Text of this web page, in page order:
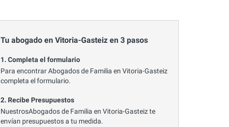
Tu abogado en Vitoria-Gasteiz en 3 pasos
1. Completa el formulario
Para encontrar Abogados de Familia en Vitoria-Gasteiz
completa el formulario.
2. Recibe Presupuestos
NuestrosAbogados de Familia en Vitoria-Gasteiz te
envían presupuestos a tu medida.